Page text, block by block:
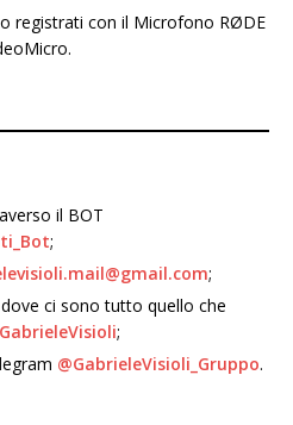
registrati con il Microfono RØDE
il BOT
;
;
ci sono tutto quello che
;
@GabrieleVisioli_Gruppo.